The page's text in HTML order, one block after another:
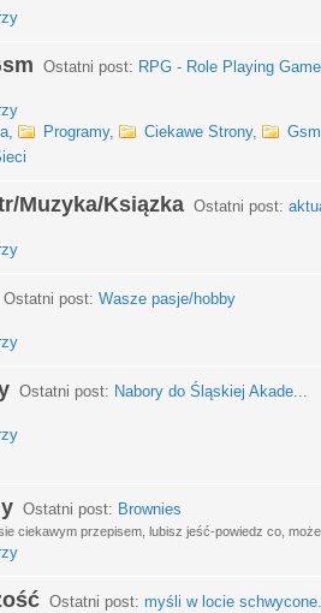
Ostatni post: RPG - Role Playing
, Programy, Ciekawe Strony,
Gsm
Muzyka/Ksiązka Ostatni post:
Ostatni post: Wasze pasje/hobby
Ostatni post: Nabory do Śląskiej Akade...
Ostatni post: Brownies
ciekawym przepisem, lubisz jeść-powiedz co,
Ostatni post: myśli w locie